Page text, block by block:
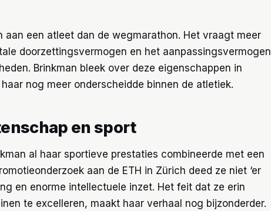
aan een atleet dan de wegmarathon. Het vraagt meer
doorzettingsvermogen en het aanpassingsvermogen
Brinkman bleek over deze eigenschappen in
nog meer onderscheidde binnen de atletiek.
en sport
al haar sportieve prestaties combineerde met een
aan de ETH in Zürich deed ze niet ‘er
en enorme intellectuele inzet. Het feit dat ze erin
te excelleren, maakt haar verhaal nog bijzonderder.